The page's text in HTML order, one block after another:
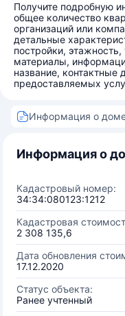
Получите подробную
общее количество
организаций или
детальные
постройки,
материалы,
название, контактные
предоставляемых
Информация о
Информация о
Кадастровый номер:
34:34:080123:1212
Кадастровая
2 308 135,6
Дата обновления
17.12.2020
Статус объекта:
Ранее учтенный